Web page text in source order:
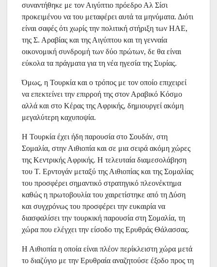
συναντήθηκε με τον Αιγύπτιο πρόεδρο Αλ Σίσι
προκειμένου να του μεταφέρει αυτά τα μηνύματα. Διότι
είναι σαφές ότι χωρίς την πολιτική στήριξη των ΗΑΕ,
της Σ. Αραβίας και της Αιγύπτου και τη γενναία
οικονομική συνδρομή των δύο πρώτων, δε θα είναι
εύκολα τα πράγματα για τη νέα ηγεσία της Συρίας.
Όμως, η Τουρκία και ο τρόπος με τον οποίο επιχειρεί
να επεκτείνει την επιρροή της στον Αραβικό Κόσμο
αλλά και στο Κέρας της Αφρικής, δημιουργεί ακόμη
μεγαλύτερη καχυποψία.
Η Τουρκία έχει ήδη παρουσία στο Σουδάν, στη
Σομαλία, στην Αιθιοπία και σε μια σειρά ακόμη χώρες
της Κεντρικής Αφρικής. Η τελευταία διαμεσολάβηση
του Τ. Ερντογάν μεταξύ της Αιθιοπίας και της Σομαλίας
του προσφέρει σημαντικό στρατηγικό πλεονέκτημα
καθώς η πρωτοβουλία του χαιρετίστηκε από τη Δύση
και συγχρόνως του προσφέρει την ευκαιρία να
διασφαλίσει την τουρκική παρουσία στη Σομαλία, τη
χώρα που ελέγχει την είσοδο της Ερυθράς Θάλασσας.
Η Αιθιοπία η οποία είναι πλέον περίκλειστη χώρα μετά
το διαζύγιο με την Ερυθραία αναζητούσε έξοδο προς τη